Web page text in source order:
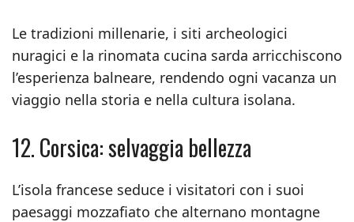
Le tradizioni millenarie, i siti archeologici
nuragici e la rinomata cucina sarda arricchiscono
l’esperienza balneare, rendendo ogni vacanza un
viaggio nella storia e nella cultura isolana.
12. Corsica: selvaggia bellezza
L’isola francese seduce i visitatori con i suoi
paesaggi mozzafiato che alternano montagne